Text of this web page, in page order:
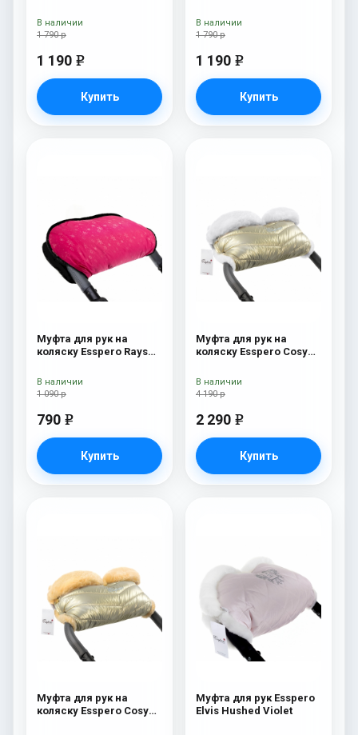
1 790 р
1 190 e
Купить
В наличии
Chocolat
1 790 р
1 190 e
Купить
В наличии
Муфта для рук на
коляску Esspero Rays
1 090 р
790 e
Купить
В наличии
Муфта для рук на
коляску Esspero Cosy
4 190 р
2 290 e
Купить
В наличии
Муфта для рук на
коляску Esspero Cosy
Муфта для рук Esspero
Elvis Hushed Violet